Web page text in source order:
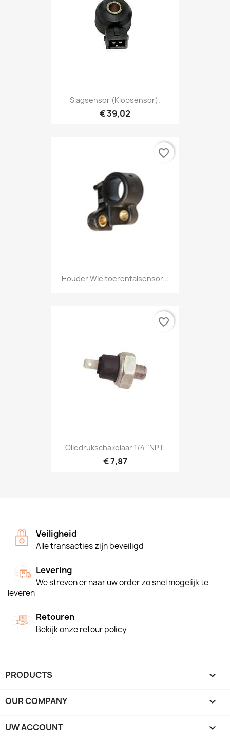
Slagsensor (klopsensor).
€ 39,02
Houder Wieltoerentalsensor...
favorite_border
Oliedrukschakelaar 1/4 "NPT.
€ 7,87
favorite_border
Veiligheid
Alle transacties zijn beveiligd
Levering
We streven er naar uw order zo snel mogelijk te
leveren
Retouren
Bekijk onze retour policy
PRODUCTS 
OUR COMPANY 
UW ACCOUNT 